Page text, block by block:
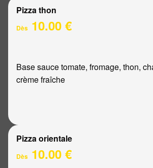
Pizza thon
Dès 10.00 €
Base sauce tomate, fromage, thon,
crème fraîche
Pizza orientale
Dès 10.00 €